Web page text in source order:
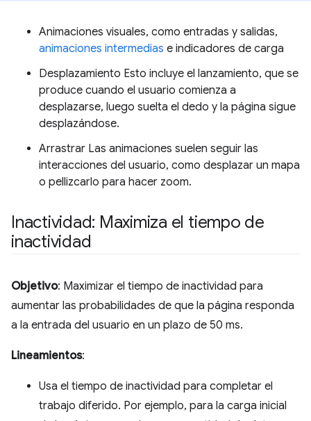
Animaciones visuales, como entradas y salidas,
animaciones intermedias e indicadores de carga
Desplazamiento Esto incluye el lanzamiento, que se
produce cuando el usuario comienza a
desplazarse, luego suelta el dedo y la página sigue
desplazándose.
Arrastrar Las animaciones suelen seguir las
interacciones del usuario, como desplazar un mapa
o pellizcarlo para hacer zoom.
Inactividad: Maximiza el tiempo de
inactividad
Objetivo: Maximizar el tiempo de inactividad para
aumentar las probabilidades de que la página responda
a la entrada del usuario en un plazo de 50 ms.
Lineamientos:
Usa el tiempo de inactividad para completar el
trabajo diferido. Por ejemplo, para la carga inicial